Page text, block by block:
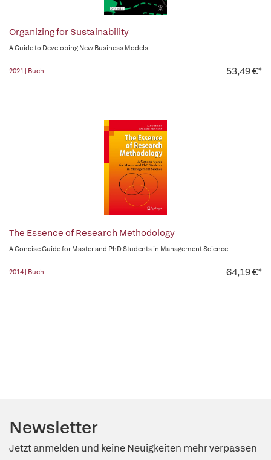
Organizing for Sustainability
A Guide to Developing New Business Models
2021 | Buch 53,49 €*
The Essence of Research Methodology
A Concise Guide for Master and PhD Students in Management Science
2014 | Buch 64,19 €*
Newsletter
Jetzt anmelden und keine Neuigkeiten mehr verpassen